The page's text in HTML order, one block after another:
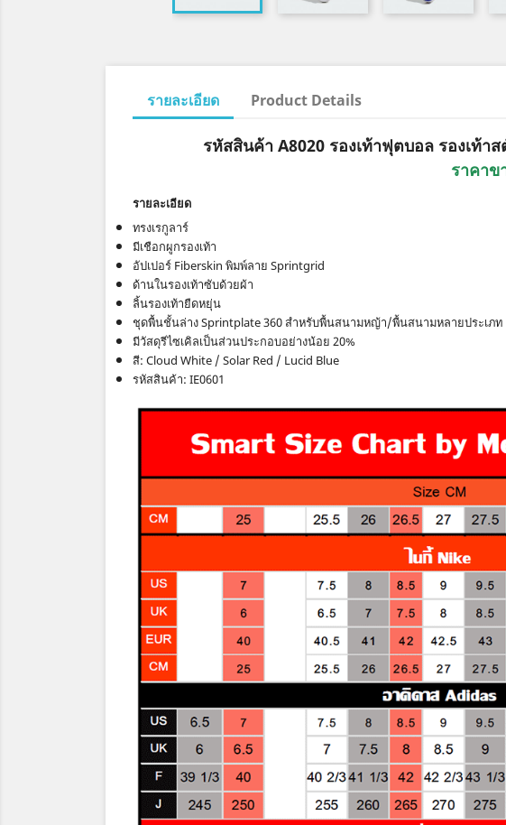
รายละเอียด Product Details
รหัสสินค้า A8020 รองเท้าฟุตบอล รองเท้า
ราคาข
รายละเอียด
ทรงเรกูลาร์
มีเชือกผูกรองเท้า
อัปเปอร์ Fiberskin พิมพ์ลาย Sprintgrid
ด้านในรองเท้าซับด้วยผ้า
ลิ้นรองเท้ายืดหยุ่น
ชุดพื้นชั้นล่าง Sprintplate 360 สําหรับพื้นสนามหญ้า/พื้นสนามหลายประเภท
มีวัสดุรีไซเคิลเป็นส่วนประกอบอย่างน้อย 20%
สี: Cloud White / Solar Red / Lucid Blue
รหัสสินค้า: IE0601